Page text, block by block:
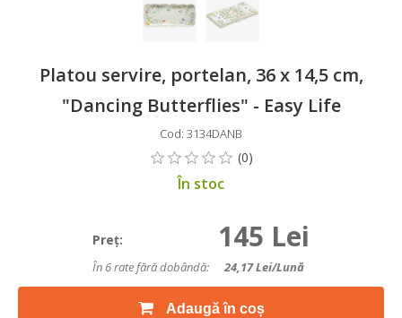
Platou servire, portelan, 36 x 14,5 cm,
"Dancing Butterflies" - Easy Life
Cod: 3134DANB
În stoc
Preţ: 145 Lei
În 6 rate fără dobândă: 24,17Lei/lună
Adaugă în coș